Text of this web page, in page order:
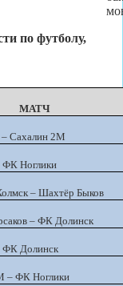
по футболу,
МАТЧ
Сахалин 2М
Ноглики
– Шахтёр Быков
– ФК Долинск
Долинск
– ФК Ноглики